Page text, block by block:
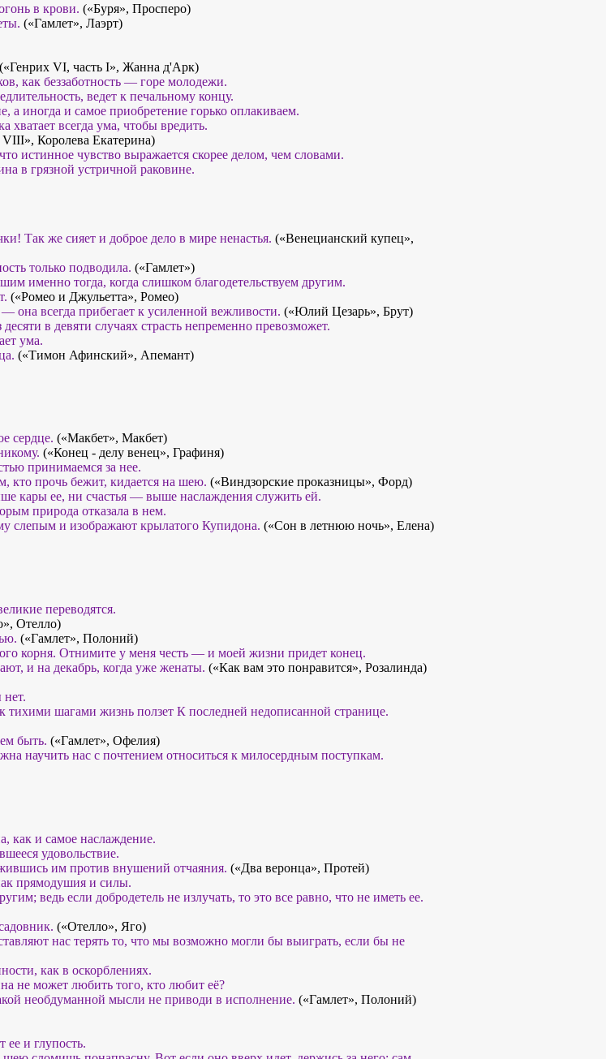
в крови. («Буря», Просперо)
(«Гамлет», Лаэрт)
(«Генрих VI, часть I», Жанна д'Арк)
как беззаботность — горе молодежи.
ведет к печальному концу.
иногда и самое приобретение горько оплакиваем.
хватает всегда ума, чтобы вредить.
Королева Екатерина)
истинное чувство выражается скорее делом, чем словами.
в грязной устричной раковине.
Так же сияет и доброе дело в мире ненастья. («Венецианский купец»,
только подводила. («Гамлет»)
именно тогда, когда слишком благодетельствуем другим.
(«Ромео и Джульетта», Ромео)
она всегда прибегает к усиленной вежливости. («Юлий Цезарь», Брут)
в девяти случаях страсть непременно превозможет.
ума.
(«Тимон Афинский», Апемант)
сердце. («Макбет», Макбет)
(«Конец - делу венец», Графиня)
принимаемся за нее.
кто прочь бежит, кидается на шею. («Виндзорские проказницы», Форд)
кары ее, ни счастья — выше наслаждения служить ей.
природа отказала в нем.
слепым и изображают крылатого Купидона. («Сон в летнюю ночь», Елена)
переводятся.
Отелло)
(«Гамлет», Полоний)
корня. Отнимите у меня честь — и моей жизни придет конец.
и на декабрь, когда уже женаты. («Как вам это понравится», Розалинда)
шагами жизнь ползет К последней недописанной странице.
быть. («Гамлет», Офелия)
научить нас с почтением относиться к милосердным поступкам.
как и самое наслаждение.
удовольствие.
им против внушений отчаяния. («Два веронца», Протей)
прямодушия и силы.
ведь если добродетель не излучать, то это все равно, что не иметь ее.
(«Отелло», Яго)
нас терять то, что мы возможно могли бы выиграть, если бы не
как в оскорблениях.
не может любить того, кто любит её?
необдуманной мысли не приводи в исполнение. («Гамлет», Полоний)
ее и глупость.